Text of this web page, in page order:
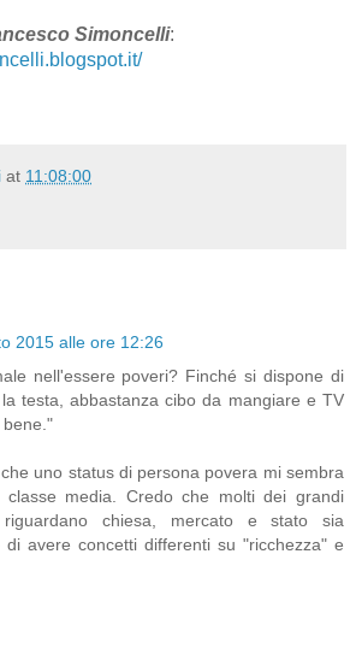
Simoncelli:
at 11:08:00
2015 alle ore 12:26
nell'essere poveri? Finché si dispone di
testa, abbastanza cibo da mangiare e TV
bene."
uno status di persona povera mi sembra
classe media. Credo che molti dei grandi
chiesa, mercato e stato sia
avere concetti differenti su "ricchezza" e